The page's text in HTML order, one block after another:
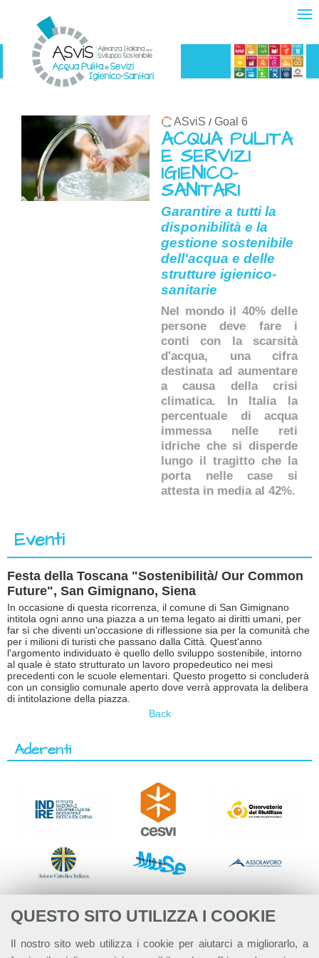
QUESTO SITO UTILIZZA I COOKIE
Il nostro sito web utilizza i cookie per aiutarci a migliorarlo, a
ASviS / Goal 6
ACQUA PULITA
E SERVIZI
IGIENICO-
SANITARI
Garantire a tutti la
disponibilità e la
gestione sostenibile
dell'acqua e delle
strutture igienico-
sanitarie
Nel mondo il 40% delle
persone deve fare i
conti con la scarsità
d'acqua, una cifra
destinata ad aumentare
a causa della crisi
climatica. In Italia la
percentuale di acqua
immessa nelle reti
idriche che si disperde
lungo il tragitto che la
porta nelle case si
attesta in media al 42%.
Eventi
Festa della Toscana "Sostenibilità/ Our Common
Future", San Gimignano, Siena
In occasione di questa ricorrenza, il comune di San Gimignano
intitola ogni anno una piazza a un tema legato ai diritti umani, per
far sì che diventi un'occasione di riflessione sia per la comunità che
per i milioni di turisti che passano dalla Città. Quest'anno
l'argomento individuato è quello dello sviluppo sostenibile, intorno
al quale è stato strutturato un lavoro propedeutico nei mesi
precedenti con le scuole elementari. Questo progetto si concluderà
con un consiglio comunale aperto dove verrà approvata la delibera
di intitolazione della piazza.
Back
Aderenti